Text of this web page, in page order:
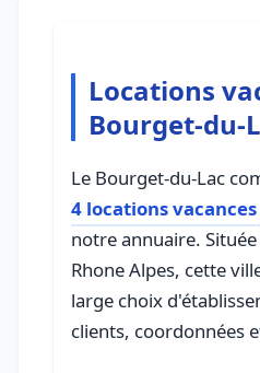
Locations
Bourget-du-
Le Bourget-du-Lac
4 locations vacances
notre annuaire.
Rhone Alpes, cette
large choix
clients, coordonnées